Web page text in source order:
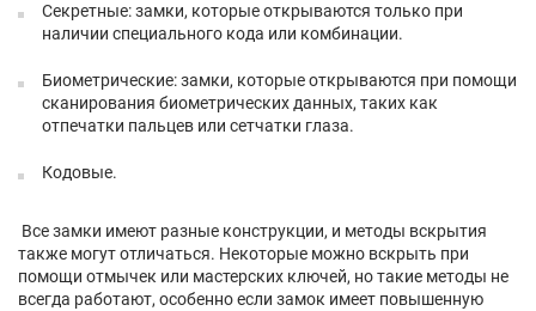
Секретные: замки, которые открываются только при
наличии специального кода или комбинации.
Биометрические: замки, которые открываются при помощи
сканирования биометрических данных, таких как
отпечатки пальцев или сетчатки глаза.
Кодовые.
Все замки имеют разные конструкции, и методы вскрытия
также могут отличаться. Некоторые можно вскрыть при
помощи отмычек или мастерских ключей, но такие методы не
всегда работают, особенно если замок имеет повышенную